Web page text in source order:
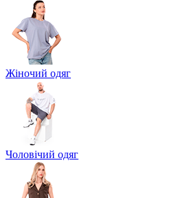
Жіночий одяг
Чоловічий одяг